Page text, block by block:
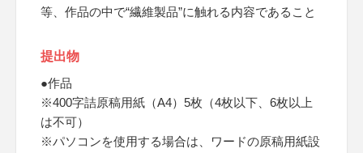
等、作品の中で“繊維製品”に触れる内容であること
提出物
●作品
※400字詰原稿用紙（A4）5枚（4枚以下、6枚以上
は不可）
※パソコンを使用する場合は、ワードの原稿用紙設